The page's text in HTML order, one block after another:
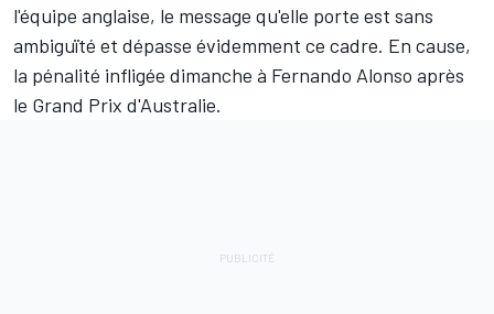
l'équipe anglaise, le message qu'elle porte est sans
ambiguïté et dépasse évidemment ce cadre. En cause,
la pénalité infligée dimanche à Fernando Alonso après
le Grand Prix d'Australie.